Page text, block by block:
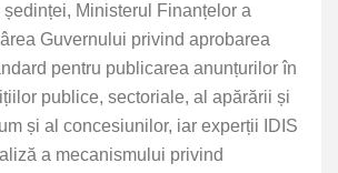
Ministerul Finanțelor a
Guvernului privind aprobarea
pentru publicarea anunțurilor în
publice, sectoriale, al apărării și
și al concesiunilor, iar experții IDIS
a mecanismului privind